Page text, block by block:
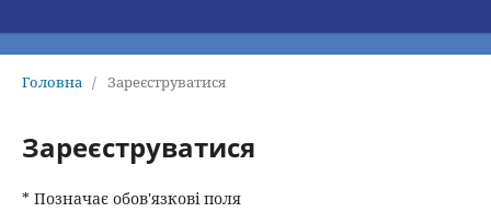
Головна / Зареєструватися
Зареєструватися
* Позначає обов'язкові поля